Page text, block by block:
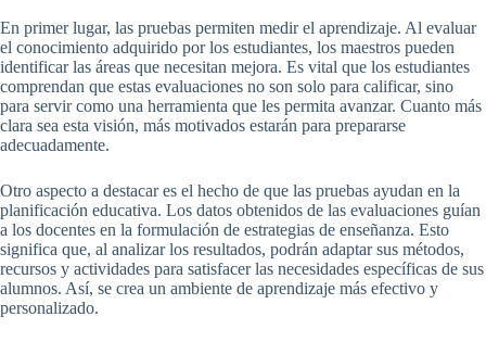
En primer lugar, las pruebas permiten medir el aprendizaje. Al evaluar
el conocimiento adquirido por los estudiantes, los maestros pueden
identificar las áreas que necesitan mejora. Es vital que los estudiantes
comprendan que estas evaluaciones no son solo para calificar, sino
para servir como una herramienta que les permita avanzar. Cuanto más
clara sea esta visión, más motivados estarán para prepararse
adecuadamente.
Otro aspecto a destacar es el hecho de que las pruebas ayudan en la
planificación educativa. Los datos obtenidos de las evaluaciones guían
a los docentes en la formulación de estrategias de enseñanza. Esto
significa que, al analizar los resultados, podrán adaptar sus métodos,
recursos y actividades para satisfacer las necesidades específicas de sus
alumnos. Así, se crea un ambiente de aprendizaje más efectivo y
personalizado.